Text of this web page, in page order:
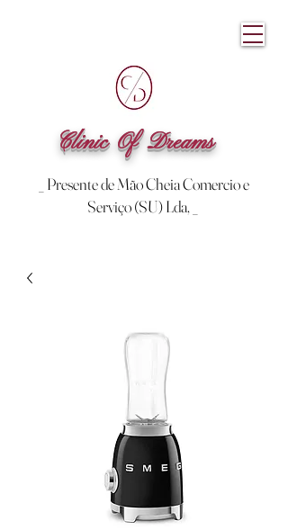
Clinic Of Dreams
_ Presente de Mão Cheia Comercio e
Serviço (SU) Lda, _